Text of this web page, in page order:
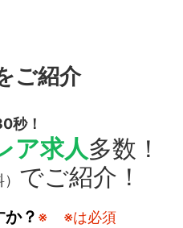
ご紹介
秒！
ア求人多数！
でご紹介！
？ ※ ※は必須